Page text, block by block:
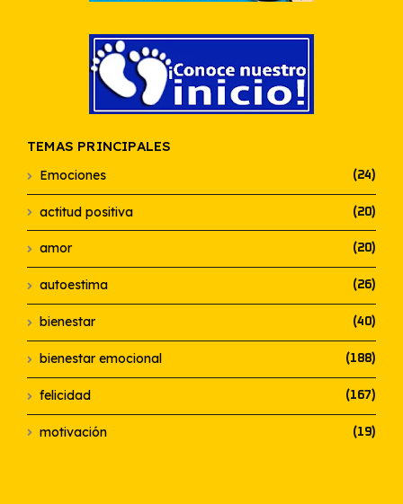
TEMAS PRINCIPALES
Emociones (24)
actitud positiva (20)
amor (20)
autoestima (26)
bienestar (40)
bienestar emocional (188)
felicidad (167)
motivación (19)